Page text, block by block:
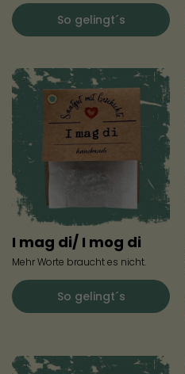
So gelingt´s
I mag di/ I mog di
Mehr Worte braucht es nicht.
So gelingt´s